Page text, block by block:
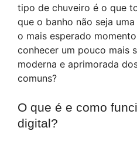
tipo de chuveiro é o que
que o banho não seja
o mais esperado
conhecer um pouco mais
moderna e aprimorada
comuns?
O que é e como
digital?